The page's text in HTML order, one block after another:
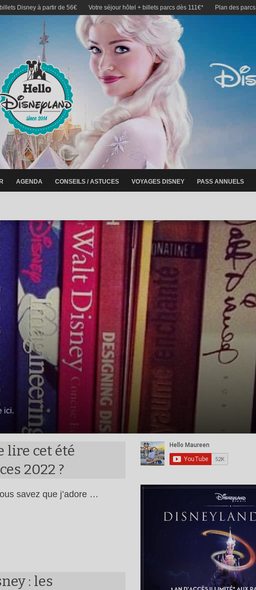
Disney à partir de 56€ Votre séjour hôtel + billets parcs dès 111€* Plan des parcs
AGENDA CONSEILS / ASTUCES VOYAGES DISNEY PASS ANNUELS
ici.
lire cet été
2022 ?
savez que j’adore …
: les